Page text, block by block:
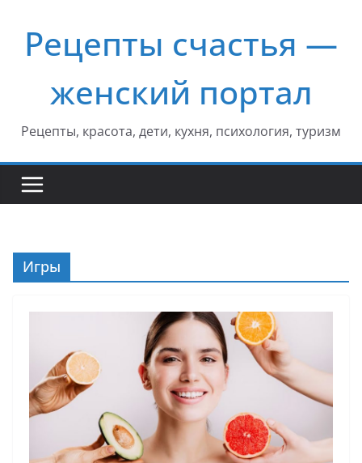
содержимому
Рецепты счастья —
женский портал
Рецепты, красота, дети, кухня, психология, туризм
Игры